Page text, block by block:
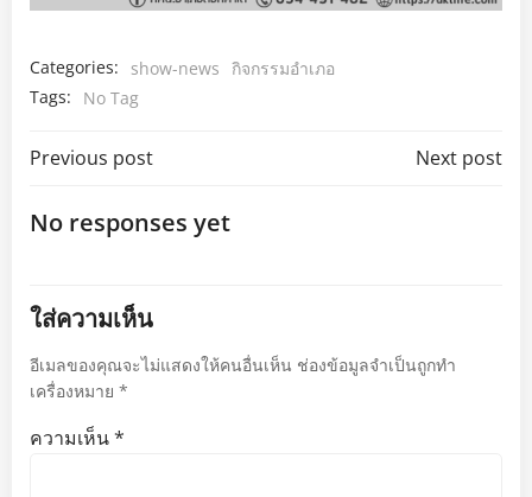
Categories: show-news กิจกรรมอำเภอ
Tags:
No Tag
Post
navigation
Previous post Next post
No responses yet
ใส่ความเห็น
อีเมลของคุณจะไม่แสดงให้คนอื่นเห็น ช่องข้อมูลจำเป็นถูกทำ
เครื่องหมาย *
ความเห็น*